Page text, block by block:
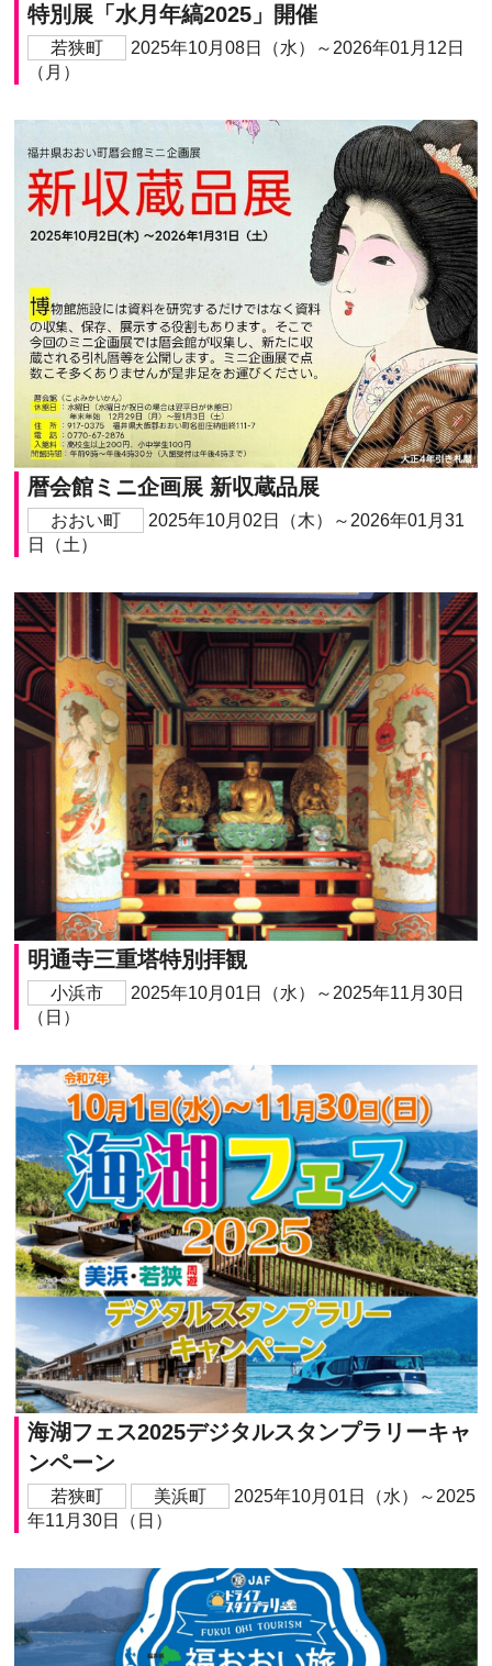
特別展「水月年縞2025」開催
若狭町
2025年10月08日（水）～2026年01月12日
（月）
暦会館ミニ企画展 新収蔵品展
おおい町
2025年10月02日（木）～2026年01月31
日（土）
明通寺三重塔特別拝観
小浜市
2025年10月01日（水）～2025年11月30日
（日）
海湖フェス2025デジタルスタンプラリーキャ
ンペーン
若狭町 美浜町
2025年10月01日（水）～2025
年11月30日（日）